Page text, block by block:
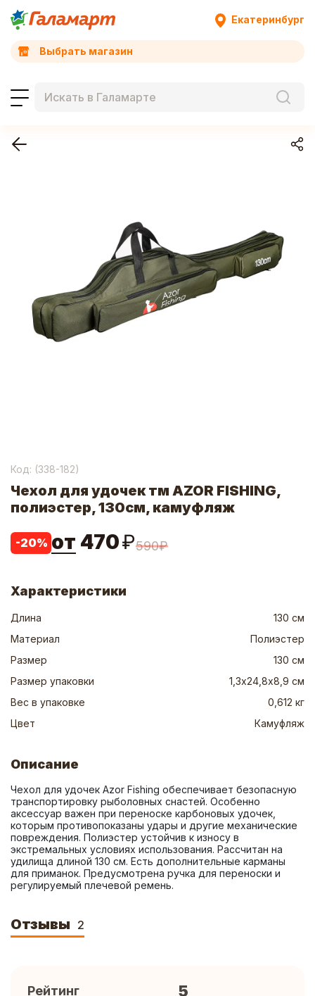
Екатеринбург
Выбрать магазин
Код: (338-182)
Чехол для удочек тм AZOR FISHING,
полиэстер, 130см, камуфляж
-20% от 470₽590₽
Характеристики
Длина
130 см
Материал
Полиэстер
Размер
130 см
Размер упаковки
1,3х24,8х8,9 см
Вес в упаковке
0,612 кг
Цвет
Камуфляж
Описание
Чехол для удочек Azor Fishing обеспечивает безопасную
транспортировку рыболовных снастей. Особенно
аксессуар важен при переноске карбоновых удочек,
которым противопоказаны удары и другие механические
повреждения. Полиэстер устойчив к износу в
экстремальных условиях использования. Рассчитан на
удилища длиной 130 см. Есть дополнительные карманы
для приманок. Предусмотрена ручка для переноски и
регулируемый плечевой ремень.
Отзывы 2
Рейтинг 5